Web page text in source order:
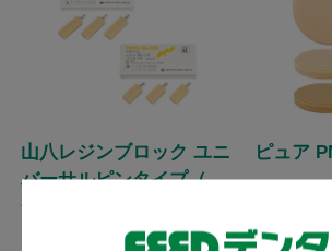
山八レジンブロック ユニ
バーサルピンタイプ（TE
C作製用）
山八歯材工業 / ユニバーサルピ
ピュア
す。
発送： 翌営